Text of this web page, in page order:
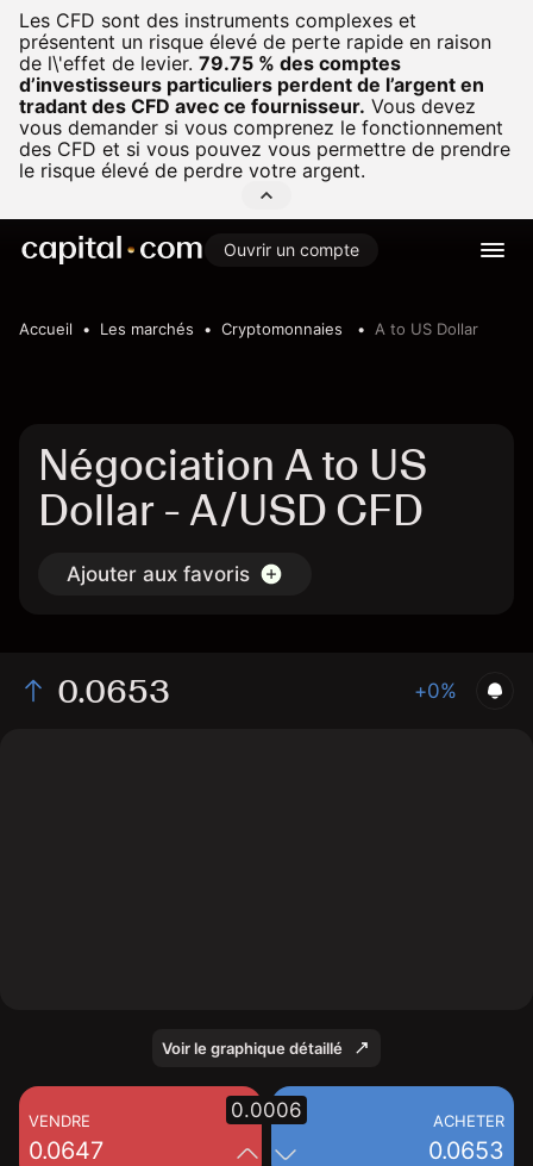
Les CFD sont des instruments complexes et
présentent un risque élevé de perte rapide en raison
de l\'effet de levier. 79.75 % des comptes
d’investisseurs particuliers perdent de l’argent en
tradant des CFD avec ce fournisseur. Vous devez
vous demander si vous comprenez le fonctionnement
des CFD et si vous pouvez vous permettre de prendre
le risque élevé de perdre votre argent.
Ouvrir un compte
Accueil Les marchés Cryptomonnaies A to US Dollar
Négociation A to US
Dollar - A/USD CFD
Ajouter aux favoris
0.0653 +0%
Voir le graphique détaillé
VENDRE
0.0647
ACHETER
0.0653
0.0006